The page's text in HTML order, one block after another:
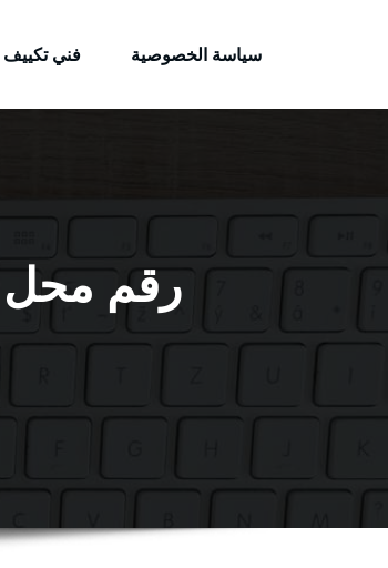
سياسة الخصوصية
فني تكييف